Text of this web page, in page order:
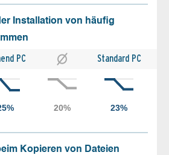
Installation von häufig
PC Standard PC
Kopieren von Dateien